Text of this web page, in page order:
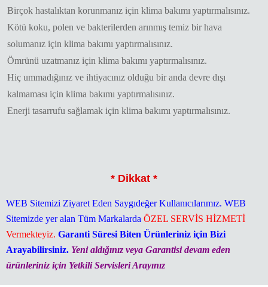
Birçok hastalıktan korunmanız için klima bakımı yaptırmalısınız.
Kötü koku, polen ve bakterilerden arınmış temiz bir hava
solumanız için klima bakımı yaptırmalısınız.
Ömrünü uzatmanız için klima bakımı yaptırmalısınız.
Hiç ummadığınız ve ihtiyacınız olduğu bir anda devre dışı
kalmaması için klima bakımı yaptırmalısınız.
Enerji tasarrufu sağlamak için klima bakımı yaptırmalısınız.
* Dikkat *
WEB Sitemizi Ziyaret Eden Saygıdeğer Kullanıcılarımız. WEB
Sitemizde yer alan Tüm Markalarda ÖZEL SERVİS HİZMETİ
Vermekteyiz. Garanti Süresi Biten Ürünleriniz için Bizi
Arayabilirsiniz. Yeni aldığınız veya Garantisi devam eden
ürünleriniz için Yetkili Servisleri Arayınız